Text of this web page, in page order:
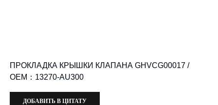
ПРОКЛАДКА КРЫШКИ КЛАПАНА GHVCG00017 /
OEM：13270-AU300
ДОБАВИТЬ В ЦИТАТУ